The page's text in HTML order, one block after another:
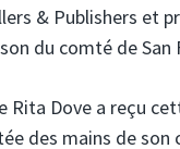
& Publishers et
du comté de San
Rita Dove a reçu
des mains de